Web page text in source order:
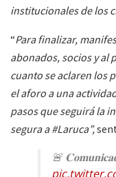
institucionales de los
“Para finalizar,
abonados, socios y al
cuanto se aclaren los
el aforo a una
pasos que seguirá la
segura a #Laruca”,
🚨